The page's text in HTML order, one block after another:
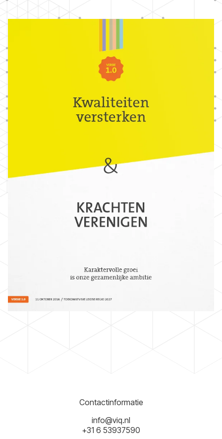
Contactinformatie
info@viq.nl
+31 6 53937590